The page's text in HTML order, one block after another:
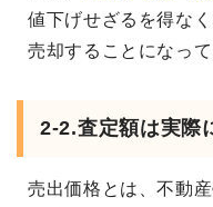
値下げせざるを得な
売却することになっ
2-2.査定額は実際
売出価格とは、不動